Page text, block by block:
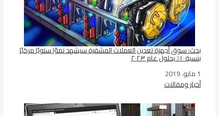
بحث: سوق أجهزة تعدين العملات المشفرة سيشهد نموًا سنويًا مركبًا
بنسبة ١٠٪ بحلول عام ٢٠٢٣
التاريخ1 مايو، 2019
في ما يتعلق بما يأتي
أخبار ومقالات